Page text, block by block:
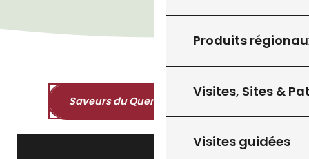
Produits
Visites, Sites &
Visites guidées
LOCATIONS DE VACANCES
Saveurs du Quercy et du Périgord